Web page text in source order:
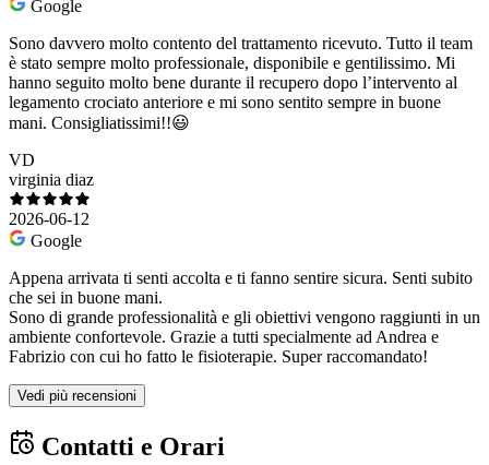
Google
Sono davvero molto contento del trattamento ricevuto. Tutto il team
è stato sempre molto professionale, disponibile e gentilissimo. Mi
hanno seguito molto bene durante il recupero dopo l’intervento al
legamento crociato anteriore e mi sono sentito sempre in buone
mani. Consigliatissimi!!😃
VD
virginia diaz
2026-06-12
Google
Appena arrivata ti senti accolta e ti fanno sentire sicura. Senti subito
che sei in buone mani.
Sono di grande professionalità e gli obiettivi vengono raggiunti in un
ambiente confortevole. Grazie a tutti specialmente ad Andrea e
Fabrizio con cui ho fatto le fisioterapie. Super raccomandato!
Vedi più recensioni
Contatti e Orari